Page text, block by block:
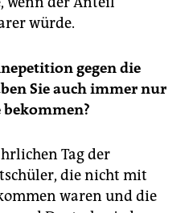
würde.
gegen die
Sie auch immer nur
Tag der
die nicht mit
waren und die